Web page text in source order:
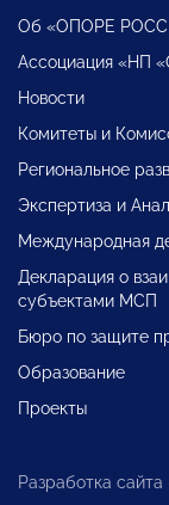
Об «ОПОРЕ
Ассоциация «НП
Новости
Комитеты и
Региональное
Экспертиза и
Международная
Декларация о
субъектами МСП
Бюро по защите
Образование
Проекты
Разработка